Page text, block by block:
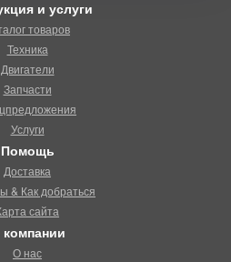
и услуги
товаров
Техника
Двигатели
Запчасти
Услуги
Помощь
Доставка
& Как добраться
сайта
О нас